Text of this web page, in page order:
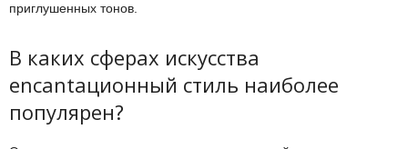
приглушенных тонов.
В каких сферах искусства
encantaционный стиль наиболее
популярен?